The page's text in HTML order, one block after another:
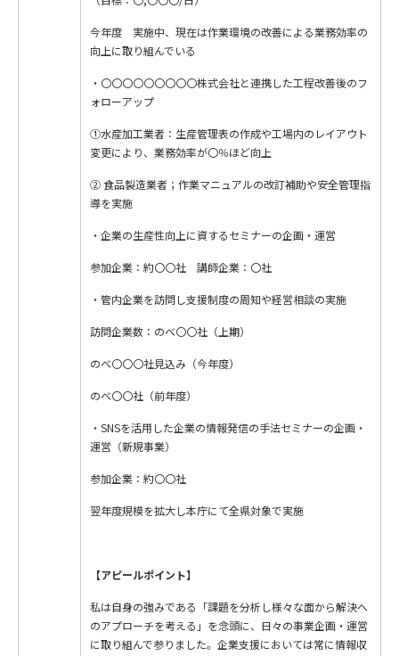
今年度 実施中、現在は作業環境の改善による業務効率の
向上に取り組んでいる
・〇〇〇〇〇〇〇〇〇株式会社と連携した工程改善後のフ
ォローアップ
①水産加工業者：生産管理表の作成や工場内のレイアウト
変更により、業務効率が〇％ほど向上
② 食品製造業者；作業マニュアルの改訂補助や安全管理指
導を実施
・企業の生産性向上に資するセミナーの企画・運営
参加企業：約〇〇社 講師企業：〇社
・管内企業を訪問し支援制度の周知や経営相談の実施
訪問企業数：のべ〇〇社（上期）
のべ〇〇〇社見込み（今年度）
のべ〇〇社（前年度）
・SNSを活用した企業の情報発信の手法セミナーの企画・
運営（新規事業）
参加企業：約〇〇社
翌年度規模を拡大し本庁にて全県対象で実施
【アピールポイント】
私は自身の強みである「課題を分析し様々な面から解決へ
のアプローチを考える」を念頭に、日々の事業企画・運営
に取り組んで参りました。企業支援においては常に情報収